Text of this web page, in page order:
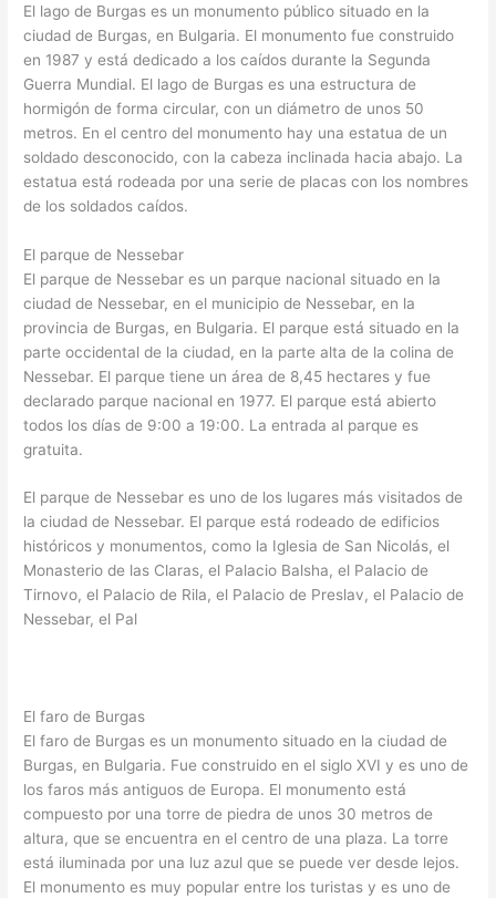
El lago de Burgas es un monumento público situado en la
ciudad de Burgas, en Bulgaria. El monumento fue construido
en 1987 y está dedicado a los caídos durante la Segunda
Guerra Mundial. El lago de Burgas es una estructura de
hormigón de forma circular, con un diámetro de unos 50
metros. En el centro del monumento hay una estatua de un
soldado desconocido, con la cabeza inclinada hacia abajo. La
estatua está rodeada por una serie de placas con los nombres
de los soldados caídos.
El parque de Nessebar
El parque de Nessebar es un parque nacional situado en la
ciudad de Nessebar, en el municipio de Nessebar, en la
provincia de Burgas, en Bulgaria. El parque está situado en la
parte occidental de la ciudad, en la parte alta de la colina de
Nessebar. El parque tiene un área de 8,45 hectares y fue
declarado parque nacional en 1977. El parque está abierto
todos los días de 9:00 a 19:00. La entrada al parque es
gratuita.
El parque de Nessebar es uno de los lugares más visitados de
la ciudad de Nessebar. El parque está rodeado de edificios
históricos y monumentos, como la Iglesia de San Nicolás, el
Monasterio de las Claras, el Palacio Balsha, el Palacio de
Tirnovo, el Palacio de Rila, el Palacio de Preslav, el Palacio de
Nessebar, el Pal
El faro de Burgas
El faro de Burgas es un monumento situado en la ciudad de
Burgas, en Bulgaria. Fue construido en el siglo XVI y es uno de
los faros más antiguos de Europa. El monumento está
compuesto por una torre de piedra de unos 30 metros de
altura, que se encuentra en el centro de una plaza. La torre
está iluminada por una luz azul que se puede ver desde lejos.
El monumento es muy popular entre los turistas y es uno de